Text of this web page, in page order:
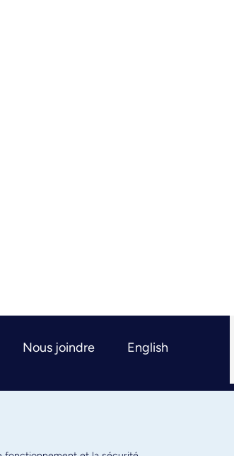
Nous joindre English